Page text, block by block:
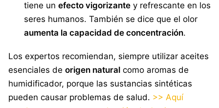
tiene un efecto vigorizante y refrescante en los
seres humanos. También se dice que el olor
aumenta la capacidad de concentración.
Los expertos recomiendan, siempre utilizar aceites
esenciales de origen natural como aromas de
humidificador, porque las sustancias sintéticas
pueden causar problemas de salud. >> Aquí